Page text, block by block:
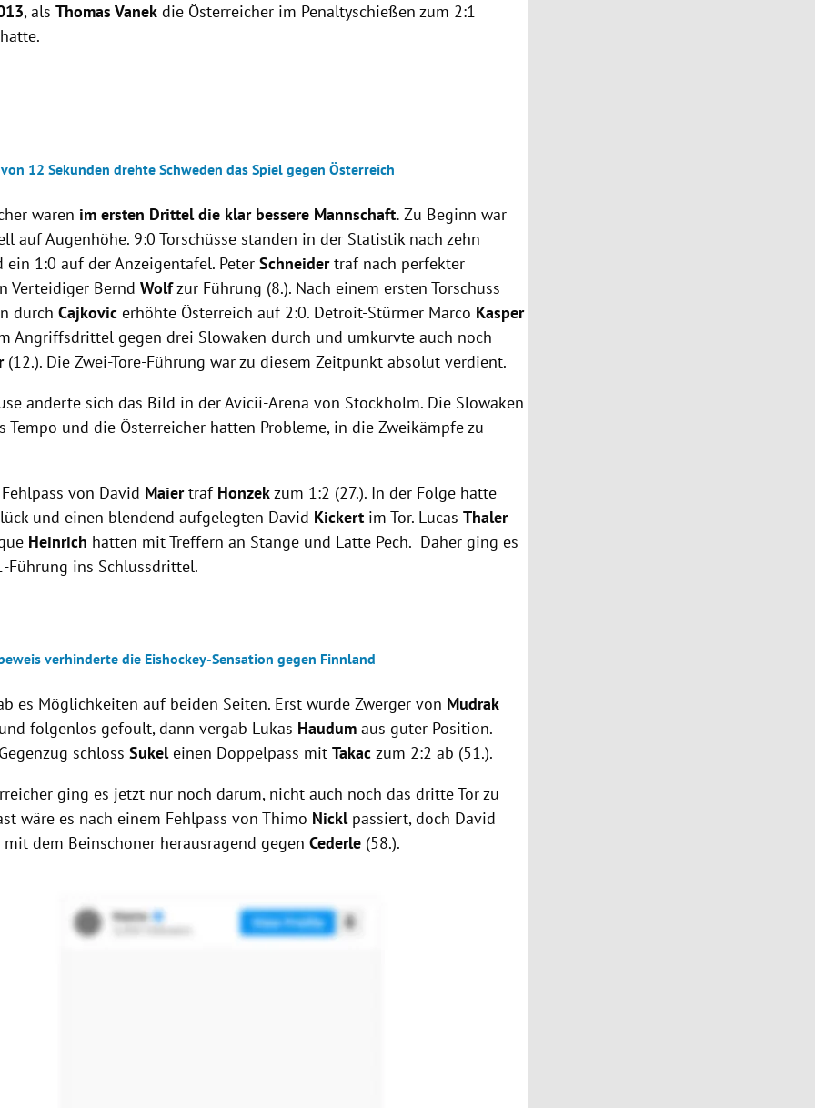
, alsThomas Vanek die Österreicher im Penaltyschießen zum 2:1
12 Sekunden drehte Schweden das Spiel gegen Österreich
waren im ersten Drittel die klar bessere Mannschaft. Zu Beginn war
auf Augenhöhe. 9:0 Torschüsse standen in der Statistik nach zehn
ein 1:0 auf der Anzeigentafel. PeterSchneidertraf nach perfekter
Verteidiger BerndWolfzur Führung (8.). Nach einem ersten Torschuss
durchCajkovic erhöhte Österreich auf 2:0. Detroit-Stürmer Marco Kasper
Angriffsdrittel gegen drei Slowaken durch und umkurvte auch noch
(12.). Die Zwei-Tore-Führung war zu diesem Zeitpunkt absolut verdient.
änderte sich das Bild in der Avicii-Arena von Stockholm. Die Slowaken
Tempo und die Österreicher hatten Probleme, in die Zweikämpfe zu
von David Maiertraf Honzekzum 1:2 (27.). In der Folge hatte
und einen blendend aufgelegten David Kickert im Tor. LucasThaler
Heinrich hatten mit Treffern an Stange und Latte Pech. Daher ging es
Führung ins Schlussdrittel.
verhinderte die Eishockey-Sensation gegen Finnland
es Möglichkeiten auf beiden Seiten. Erst wurde Zwerger von Mudrak
folgenlos gefoult, dann vergab Lukas Haudumaus guter Position.
schlossSukeleinen Doppelpass mitTakaczum 2:2 ab (51.).
ging es jetzt nur noch darum, nicht auch noch das dritte Tor zu
wäre es nach einem Fehlpass von Thimo Nickl passiert, doch David
dem Beinschoner herausragend gegenCederle (58.).